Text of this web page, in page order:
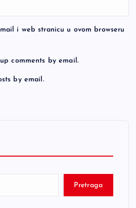
i web stranicu u ovom browseru
comments by email.
by email.
Pretraga